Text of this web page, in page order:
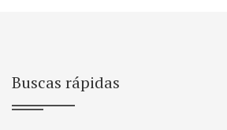
Buscas rápidas